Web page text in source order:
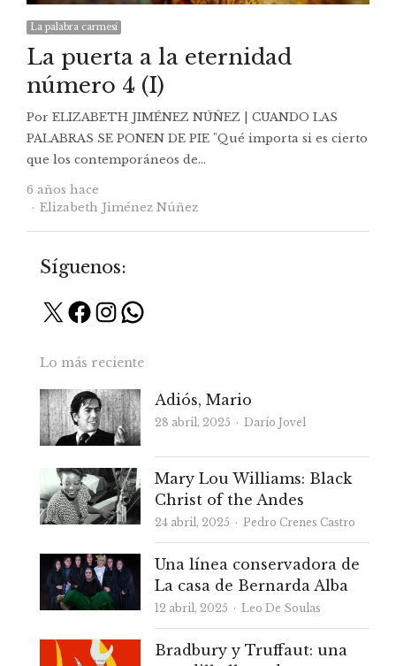
La palabra carmesí
La puerta a la eternidad
número 4 (I)
Por ELIZABETH JIMÉNEZ NÚÑEZ | CUANDO LAS
PALABRAS SE PONEN DE PIE "Qué importa si es cierto
que los contemporáneos de…
6 años hace
Autor
Elizabeth Jiménez Núñez
Síguenos:
X Facebook
Instagram
WhatsApp
Lo más reciente
Adiós, Mario
28 abril, 2025 Autor
Darío Jovel
Mary Lou Williams: Black
Christ of the Andes
24 abril, 2025 Autor
Pedro Crenes Castro
Una línea conservadora de
La casa de Bernarda Alba
12 abril, 2025 Autor
Leo De Soulas
Bradbury y Truffaut: una